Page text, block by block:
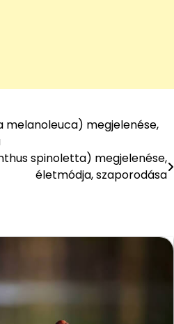
melanoleuca) megjelenése,
spinoletta) megjelenése,
életmódja, szaporodása